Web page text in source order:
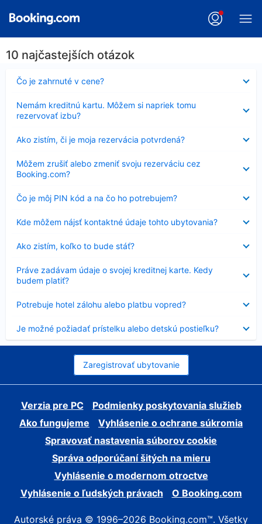
10 najčastejších otázok
Čo je zahrnuté v cene?
Nezobrazuje
sa
Nemám kreditnú kartu. Môžem si napriek tomu
rezervovať izbu?
sa
Ako zistím, či je moja rezervácia potvrdená?
sa
Môžem zrušiť alebo zmeniť svoju rezerváciu cez
Booking.com?
sa
Čo je môj PIN kód a na čo ho potrebujem?
Nezobrazuje
sa
Kde môžem nájsť kontaktné údaje tohto ubytovania?
sa
Ako zistím, koľko to bude stáť?
sa
Práve zadávam údaje o svojej kreditnej karte. Kedy
budem platiť?
sa
Potrebuje hotel zálohu alebo platbu vopred?
sa
Je možné požiadať prístelku alebo detskú postieľku?
sa
Zaregistrovať ubytovanie
Verzia pre PC
Podmienky poskytovania služieb
Ako fungujeme
Vyhlásenie o ochrane súkromia
Spravovať nastavenia súborov cookie
Správa odporúčaní šitých na mieru
Vyhlásenie o modernom otroctve
Vyhlásenie o ľudských právach
O Booking.com
Autorské práva © 1996–2026 Booking.com™. Všetky